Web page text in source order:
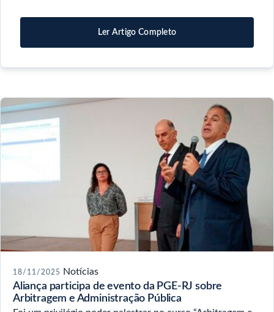
Ler Artigo Completo
18/11/2025 Notícias
Aliança participa de evento da PGE-RJ sobre
Arbitragem e Administração Pública